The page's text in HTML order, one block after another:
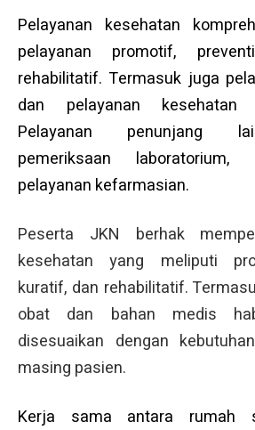
Pelayanan kesehatan
pelayanan promotif,
rehabilitatif. Termasuk juga
dan pelayanan kesehatan
Pelayanan penunjang
pemeriksaan laboratorium,
pelayanan kefarmasian.
Peserta JKN berhak
kesehatan yang meliputi
kuratif, dan rehabilitatif.
obat dan bahan medis
disesuaikan dengan
masing pasien.
Kerja sama antara rumah